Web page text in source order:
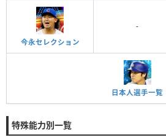
今永セレクション
-
日本人選手一覧
特殊能力別一覧